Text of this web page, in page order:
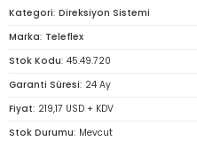
Kategori Direksiyon Sistemi
Marka Teleflex
Stok Kodu 45.49.720
Garanti Süresi 24 Ay
Fiyat 219,17 USD + KDV
Stok Durumu Mevcut